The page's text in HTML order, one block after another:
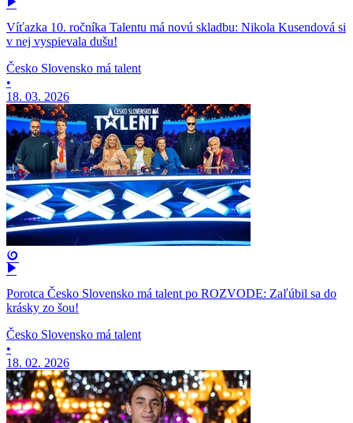
Víťazka 10. ročníka Talentu má novú skladbu: Nikola Kusendová si
v nej vyspievala dušu!
Česko Slovensko má talent
•
18. 03. 2026
Porotca Česko Slovensko má talent po ROZVODE: Zaľúbil sa do
krásky zo šou!
Česko Slovensko má talent
•
18. 02. 2026